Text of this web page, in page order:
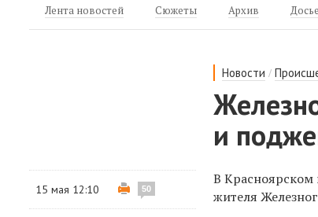
Лента новостей Сюжеты Архив Досье
Новости /
и
15 мая 12:10 50
В Красноярском
жителя